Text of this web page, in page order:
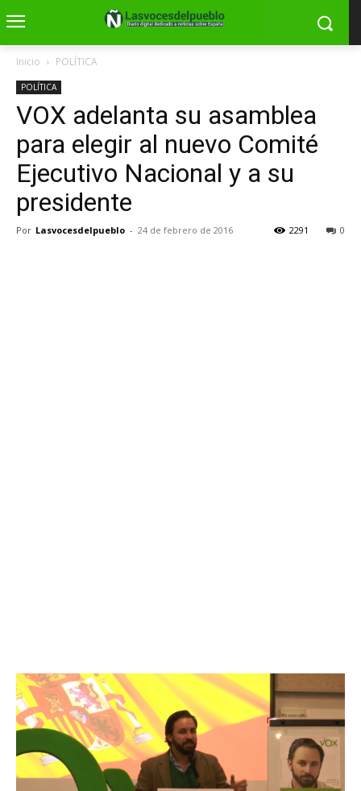
Inicio POLÍTICA
POLÍTICA
VOX adelanta su asamblea
para elegir al nuevo Comité
Ejecutivo Nacional y a su
presidente
Por Lasvocesdelpueblo - 24 de febrero de 2016 0
2291